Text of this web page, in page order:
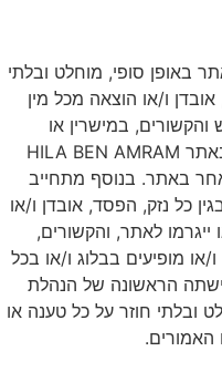
באופן סופי, מוחלט ובלתי
ו/או הוצאה מכל מין
במישרין או
בעקיפין, לתכני משתמשים המועלים באתר HILA BEN AMRAM
באתר. בנוסף מתחייב
כל נזק, הפסד, אובדן ו/או
לאתר, והקשורים,
או מופיעים בבלוג ו/או בכל
הראשונה של הנהלת
ובלתי חוזר על כל טענה או